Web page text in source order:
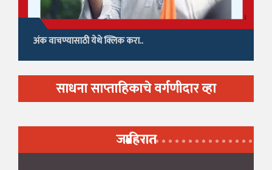
अंक वाचण्यासाठी येथे क्लिक करा..
साधना साप्ताहिकाचे वर्गणीदार व्हा
जाहिरात